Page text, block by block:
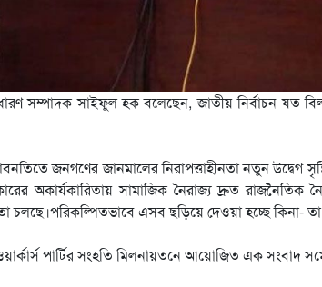
সম্পাদক সাইফুল হক বলেছেন, জাতীয় নির্বাচন যত
জনগণের জানমালের নিরাপত্তাহীনতা নতুন উদ্বেগ
অকার্যকারিতায় সামাজিক নৈরাজ্য দ্রুত রাজনৈতিক
চলছে।পরিকল্পিতভাবে এসব ছড়িয়ে দেওয়া হচ্ছে কিনা-
ওয়ার্কার্স পার্টির সংহতি মিলনায়তনে আয়োজিত এক